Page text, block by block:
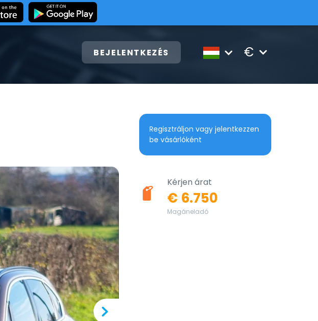
BEJELENTKEZÉS €
Regisztráljon vagy jelentkezzen
be vásárlóként
Kérjen árat
€ 6.750
Magáneladó